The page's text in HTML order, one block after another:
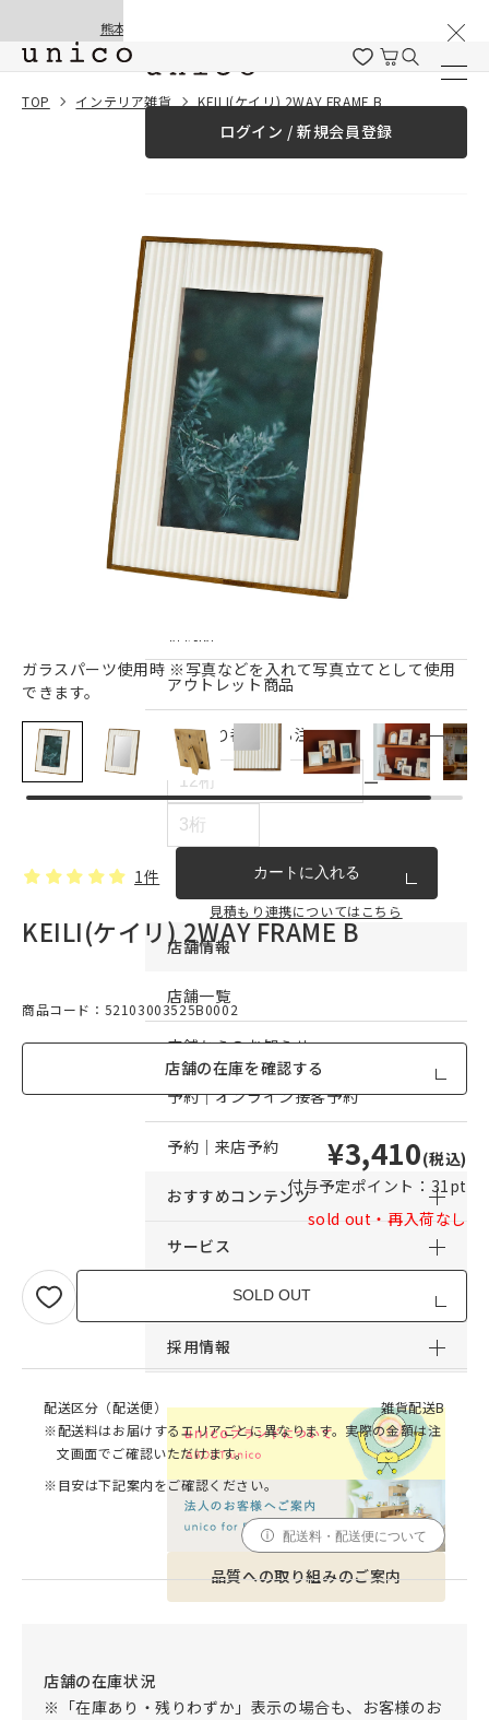
熊本地震の影響による配送遅延と停止について
ログイン / 新規会員登録
商品カテゴリー一覧
カーテン
ラグ
ファブリック雑貨
インテリア雑貨・その他
家具シリーズ一覧
アウトレット商品
見積もり番号から注文する
ー
カートに入れる
見積もり連携についてはこちら
店舗情報
店舗一覧
店舗からのお知らせ
予約｜オンライン接客予約
予約｜来店予約
おすすめコンテンツ
サービス
採用情報
品質への取り組みのご案内
TOP インテリア雑貨 KEILI(ケイリ) 2WAY FRAME B
一緒に購入する
ガラスパーツ使用時 ※写真などを入れて写真立てとして使用
できます。
1件
KEILI(ケイリ) 2WAY FRAME B
商品コード：52103003525B0002
店舗の在庫を確認する
¥3,410(税込)
付与予定ポイント： 31pt
sold out・再入荷なし
SOLD OUT
配送区分（配送便）
雑貨配送B
※配送料はお届けするエリアごとに異なります。実際の金額は注
文画面でご確認いただけます。
※目安は下記案内をご確認ください。
配送料・配送便について
店舗の在庫状況
※「在庫あり・残りわずか」表示の場合も、お客様のお